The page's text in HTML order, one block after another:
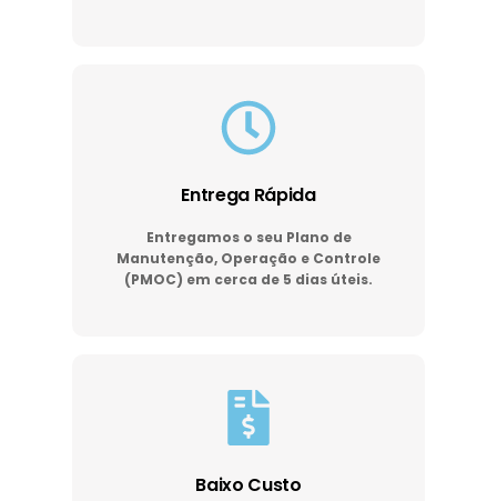
Entrega Rápida
Entregamos o seu Plano de
Manutenção, Operação e Controle
(PMOC) em cerca de 5 dias úteis.
Baixo Custo